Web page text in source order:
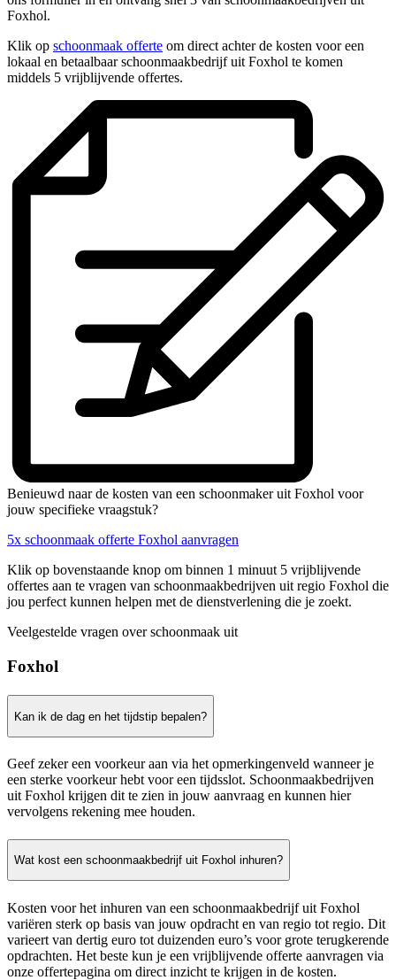
Foxhol.
Klik op schoonmaak offerte om direct achter de kosten voor een
lokaal en betaalbaar schoonmaakbedrijf uit Foxhol te komen
middels 5 vrijblijvende offertes.
Benieuwd naar de kosten van een schoonmaker uit Foxhol voor
jouw specifieke vraagstuk?
5x schoonmaak offerte Foxhol aanvragen
Klik op bovenstaande knop om binnen 1 minuut 5 vrijblijvende
offertes aan te vragen van schoonmaakbedrijven uit regio Foxhol die
jou perfect kunnen helpen met de dienstverlening die je zoekt.
Veelgestelde vragen over schoonmaak uit
Foxhol
Kan ik de dag en het tijdstip bepalen?
Geef zeker een voorkeur aan via het opmerkingenveld wanneer je
een sterke voorkeur hebt voor een tijdsslot. Schoonmaakbedrijven
uit Foxhol krijgen dit te zien in jouw aanvraag en kunnen hier
vervolgens rekening mee houden.
Wat kost een schoonmaakbedrijf uit Foxhol inhuren?
Kosten voor het inhuren van een schoonmaakbedrijf uit Foxhol
variëren sterk op basis van jouw opdracht en van regio tot regio. Dit
varieert van dertig euro tot duizenden euro’s voor grote terugkerende
opdrachten. Het beste kun je een vrijblijvende offerte aanvragen via
onze offertepagina om direct inzicht te krijgen in de kosten.